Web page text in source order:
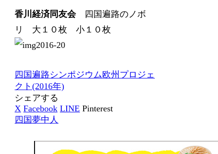
香川経済同友会四国遍路のノボ
リ 大１０枚 小１０枚
四国遍路シンポジウム欧州プロジェ
クト(2016年)
シェアする
X Facebook LINE Pinterest
四国夢中人